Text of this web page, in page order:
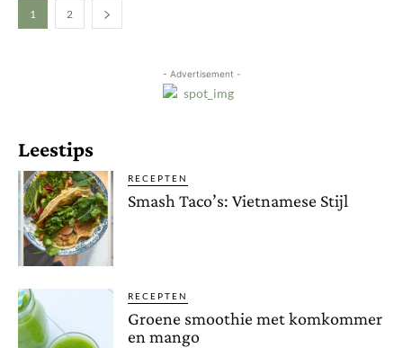
1 2
- Advertisement -
Leestips
RECEPTEN
Smash Taco’s: Vietnamese Stijl
RECEPTEN
Groene smoothie met komkommer
en mango